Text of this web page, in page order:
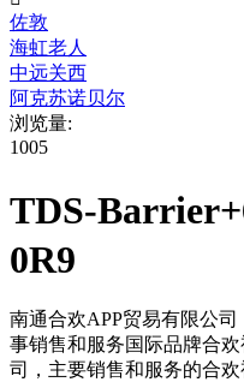
佐敦
海虹老人
中远关西
阿克苏诺贝尔
浏览量:
1005
TDS-
0R9
南通合欢APP贸易有限公司
事销售和服务国际品牌合
司，主要销售和服务的